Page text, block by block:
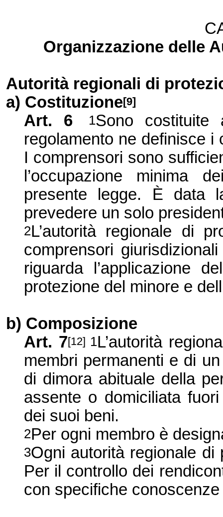
Organizzazione delle
Autorità regionali di
a) Costituzione[9]
Art. 6 1Sono costituite
regolamento ne definisce
I comprensori sono
l’occupazione minima
presente legge. È data
prevedere un solo
2L’autorità regionale di
comprensori
riguarda l’applicazione
protezione del minore e
b) Composizione
Art. 7[12] 1L’autorità
membri permanenti e di
di dimora abituale della
assente o domiciliata
dei suoi beni.
2Per ogni membro è
3Ogni autorità regionale di
Per il controllo dei
con specifiche